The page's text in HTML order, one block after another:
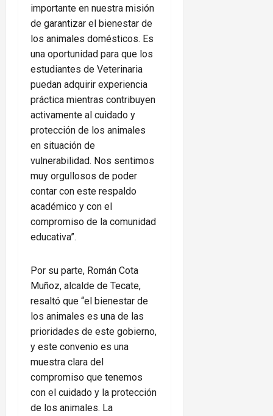
importante en nuestra misión
de garantizar el bienestar de
los animales domésticos. Es
una oportunidad para que los
estudiantes de Veterinaria
puedan adquirir experiencia
práctica mientras contribuyen
activamente al cuidado y
protección de los animales
en situación de
vulnerabilidad. Nos sentimos
muy orgullosos de poder
contar con este respaldo
académico y con el
compromiso de la comunidad
educativa”.
Por su parte, Román Cota
Muñoz, alcalde de Tecate,
resaltó que “el bienestar de
los animales es una de las
prioridades de este gobierno,
y este convenio es una
muestra clara del
compromiso que tenemos
con el cuidado y la protección
de los animales. La